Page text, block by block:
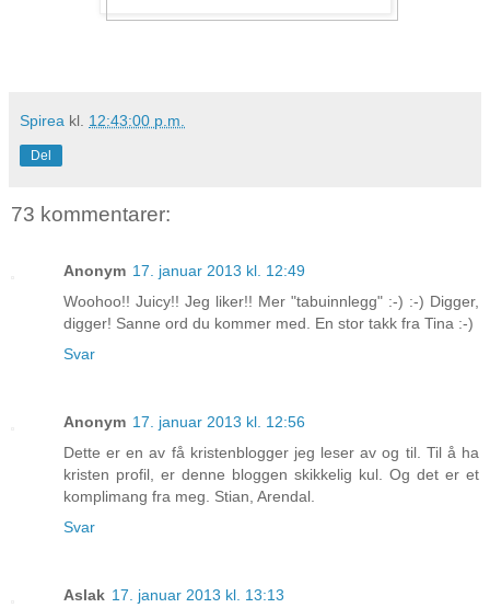
Spirea kl. 12:43:00 p.m.
Del
73 kommentarer:
Anonym 17. januar 2013 kl. 12:49
Woohoo!! Juicy!! Jeg liker!! Mer "tabuinnlegg" :-) :-) Digger,
digger! Sanne ord du kommer med. En stor takk fra Tina :-)
Svar
Anonym 17. januar 2013 kl. 12:56
Dette er en av få kristenblogger jeg leser av og til. Til å ha
kristen profil, er denne bloggen skikkelig kul. Og det er et
komplimang fra meg. Stian, Arendal.
Svar
Aslak 17. januar 2013 kl. 13:13